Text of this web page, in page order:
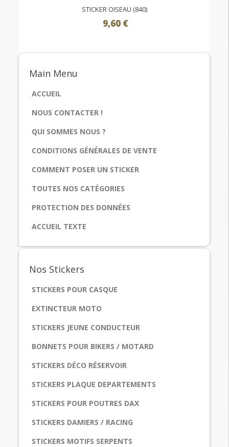
STICKER OISEAU (840)
9,60 €
Main Menu
ACCUEIL
NOUS CONTACTER !
QUI SOMMES NOUS ?
CONDITIONS GÉNÉRALES DE VENTE
COMMENT POSER UN STICKER
TOUTES NOS CATÉGORIES
PROTECTION DES DONNÉES
ACCUEIL TEXTE
Nos Stickers
STICKERS POUR CASQUE
EXTINCTEUR MOTO
STICKERS JEUNE CONDUCTEUR
BONNETS POUR BIKERS / MOTARD
STICKERS DÉCO RÉSERVOIR
STICKERS PLAQUE DEPARTEMENTS
STICKERS POUR POUTRES DAX
STICKERS DAMIERS / RACING
STICKERS MOTIFS SERPENTS